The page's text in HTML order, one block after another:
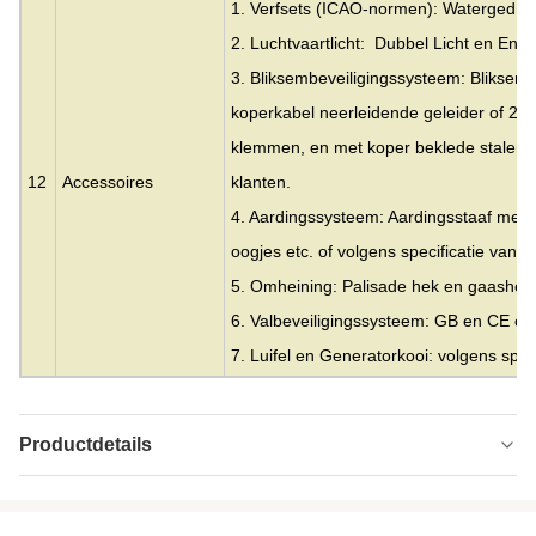
12 Accessoires
1. Verfsets (ICAO-normen):
2. Luchtvaartlicht: Dubbel Licht en
3. Bliksembeveiligingssysteem:
koperkabel neerleidende geleider of
klemmen, en met koper beklede stalen
klanten.
4. Aardingssysteem: Aardingsstaaf met
oogjes etc. of volgens specificatie van
5. Omheining: Palisade hek en
6. Valbeveiligingssysteem: GB en CE
7. Luifel en Generatorkooi: volgens
Productdetails